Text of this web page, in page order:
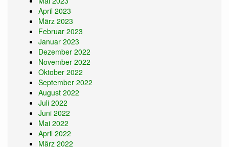
April 2023
März 2023
Februar 2023
Januar 2023
Dezember 2022
November 2022
Oktober 2022
September 2022
August 2022
Juli 2022
Juni 2022
Mai 2022
April 2022
März 2022